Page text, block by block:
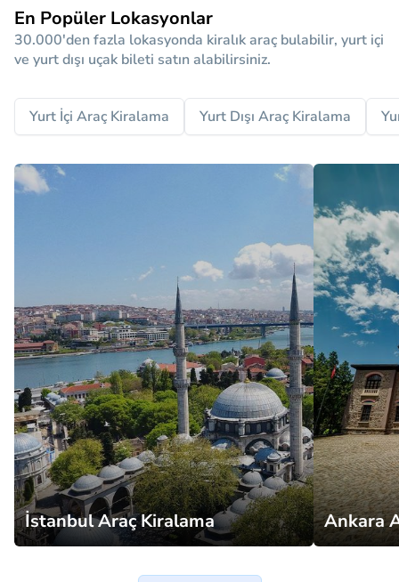
En Popüler Lokasyonlar
30.000'den fazla lokasyonda kiralık araç bulabilir, yurt içi
ve yurt dışı uçak bileti satın alabilirsiniz.
Yurt İçi Araç Kiralama Yurt Dışı Araç Kiralama
İstanbul Araç Kiralama Ankara